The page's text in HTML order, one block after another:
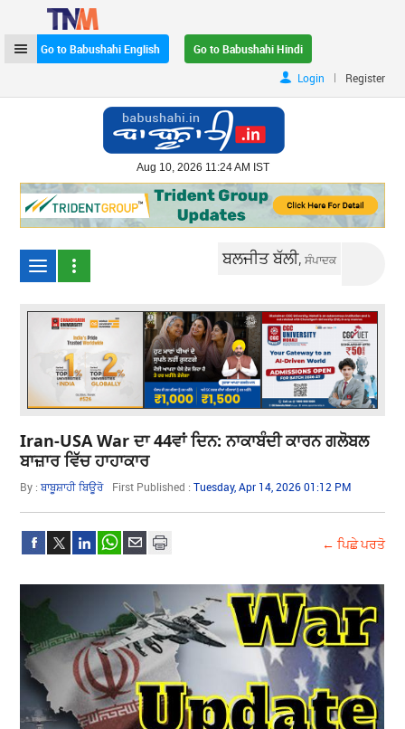
Go to Babushahi English
Go to Babushahi Hindi
Login
| Register
Aug 10, 2026 11:24 AM IST
ਬਲਜੀਤ ਬੱਲੀ,ਸੰਪਾਦਕ
Iran-USA War ਦਾ 44ਵਾਂ ਦਿਨ: ਨਾਕਾਬੰਦੀ ਕਾਰਨ ਗਲੋਬਲ
ਬਾਜ਼ਾਰ ਵਿੱਚ ਹਾਹਾਕਾਰ
By :ਬਾਬੂਸ਼ਾਹੀ ਬਿਊਰੋ First Published :Tuesday, Apr 14, 2026 01:12 PM
← ਪਿਛੇ ਪਰਤੋ